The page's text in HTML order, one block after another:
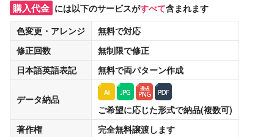
購入代金 には以下のサービスがすべて含まれます
色変更・アレンジ
無料で対応
修正回数
無制限で修正
日本語英語表記
無料で両パターン作成
データ納品
ご希望に応じた形式で納品(複数可)
著作権
完全無料譲渡します